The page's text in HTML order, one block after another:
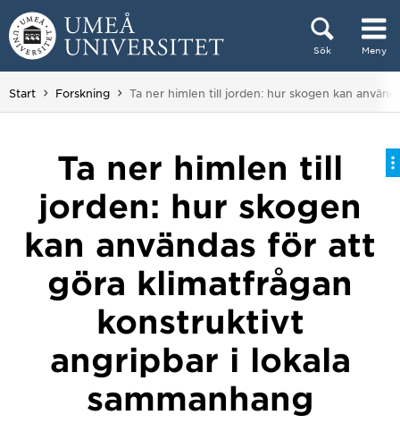
Hoppa direkt till innehållet
Sök Meny
Huvudmenyn dold.
Start Forskning Du är här:
Ta ner himlen till jorden: hur skogen kan
Ta ner himlen till
jorden: hur skogen
kan användas för att
göra klimatfrågan
konstruktivt
angripbar i lokala
sammanhang